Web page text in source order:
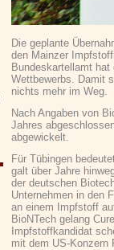
Die geplante
den Mainzer
Bundeskartellamt
Wettbewerbs. Damit
nichts mehr im Weg.
Nach Angaben von
Jahres
abgewickelt.
Für Tübingen
galt über Jahre
der deutschen
Unternehmen in den
an einem Impfstoff
BioNTech gelang
Impfstoffkandidat
mit dem US-Konzern